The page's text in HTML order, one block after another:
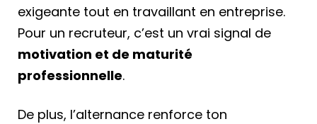
exigeante tout en travaillant en entreprise.
Pour un recruteur, c’est un vrai signal de
motivation et de maturité
professionnelle.
De plus, l’alternance renforce ton